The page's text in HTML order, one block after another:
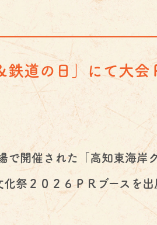
鉄道の日」にて大
開催された「高知東海岸
祭２０２６ＰＲブースを出